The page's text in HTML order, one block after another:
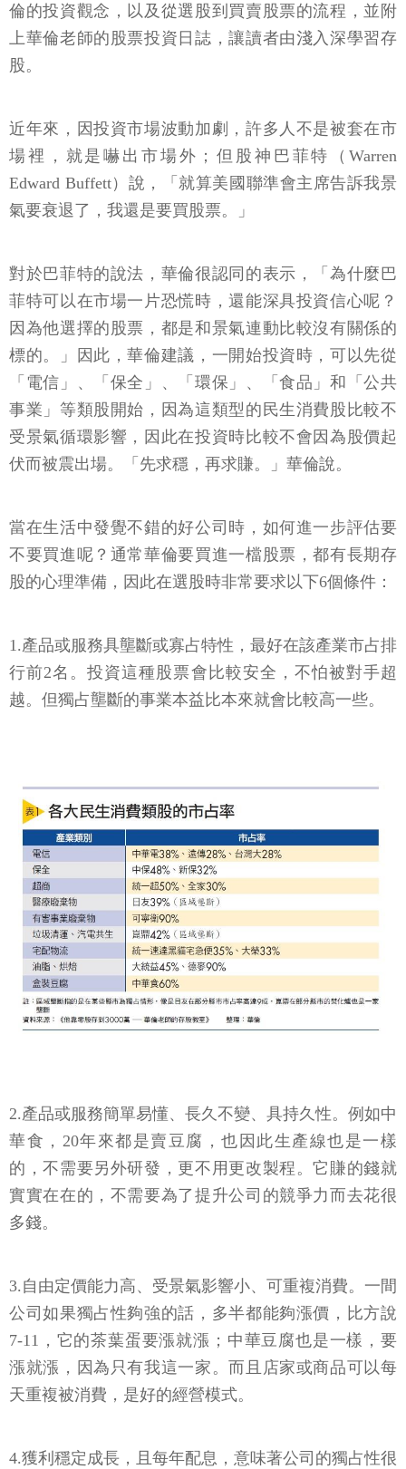
倫的投資觀念，以及從選股到買賣股票的流程，並附
上華倫老師的股票投資日誌，讓讀者由淺入深學習存
股。
近年來，因投資市場波動加劇，許多人不是被套在市
場裡，就是嚇出市場外；但股神巴菲特（Warren
Edward Buffett）說，「就算美國聯準會主席告訴我景
氣要衰退了，我還是要買股票。」
對於巴菲特的說法，華倫很認同的表示，「為什麼巴
菲特可以在市場一片恐慌時，還能深具投資信心呢？
因為他選擇的股票，都是和景氣連動比較沒有關係的
標的。」因此，華倫建議，一開始投資時，可以先從
「電信」、「保全」、「環保」、「食品」和「公共
事業」等類股開始，因為這類型的民生消費股比較不
受景氣循環影響，因此在投資時比較不會因為股價起
伏而被震出場。「先求穩，再求賺。」華倫說。
當在生活中發覺不錯的好公司時，如何進一步評估要
不要買進呢？通常華倫要買進一檔股票，都有長期存
股的心理準備，因此在選股時非常要求以下6個條件：
1.產品或服務具壟斷或寡占特性，最好在該產業市占排
行前2名。投資這種股票會比較安全，不怕被對手超
越。但獨占壟斷的事業本益比本來就會比較高一些。
2.產品或服務簡單易懂、長久不變、具持久性。例如中
華食，20年來都是賣豆腐，也因此生產線也是一樣
的，不需要另外研發，更不用更改製程。它賺的錢就
實實在在的，不需要為了提升公司的競爭力而去花很
多錢。
3.自由定價能力高、受景氣影響小、可重複消費。一間
公司如果獨占性夠強的話，多半都能夠漲價，比方說
7-11，它的茶葉蛋要漲就漲；中華豆腐也是一樣，要
漲就漲，因為只有我這一家。而且店家或商品可以每
天重複被消費，是好的經營模式。
4.獲利穩定成長，且每年配息，意味著公司的獨占性很